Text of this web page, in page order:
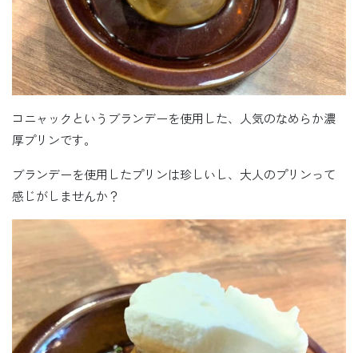
コニャックというブランデーを使用した、人気のなめらか濃
厚プリンです。
ブランデーを使用したプリンは珍しいし、大人のプリンって
感じがしませんか？